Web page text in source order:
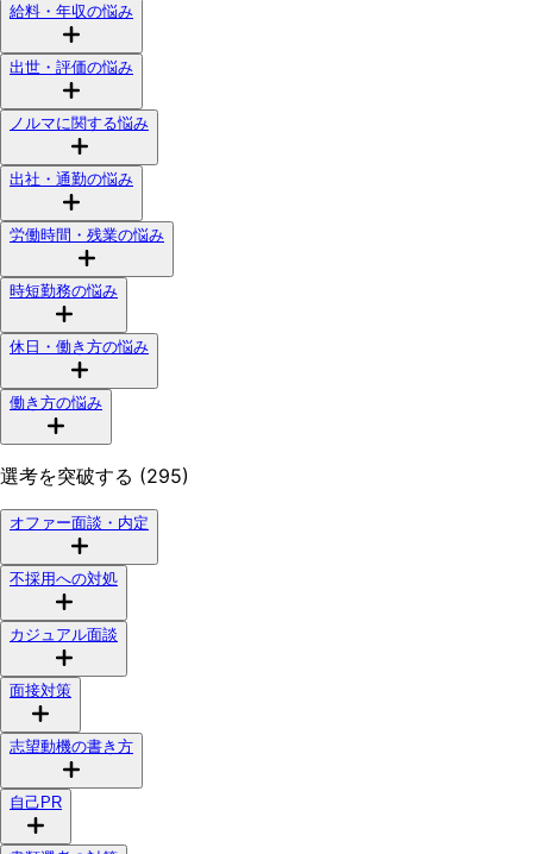
給料・年収の悩み
出世・評価の悩み
ノルマに関する悩み
出社・通勤の悩み
労働時間・残業の悩み
時短勤務の悩み
休日・働き方の悩み
働き方の悩み
選考を突破する (295)
オファー面談・内定
不採用への対処
カジュアル面談
面接対策
志望動機の書き方
自己PR